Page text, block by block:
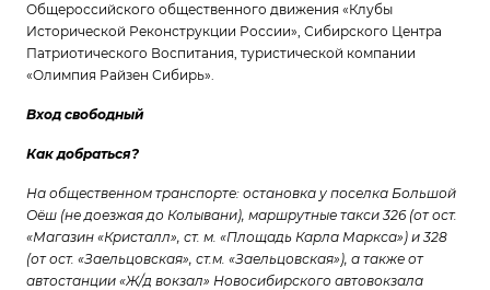
Общероссийского общественного движения «Клубы
Исторической Реконструкции России», Сибирского Центра
Патриотического Воспитания, туристической компании
«Олимпия Райзен Сибирь».
Вход свободный
Как добраться?
На общественном транспорте: остановка у поселка Большой
Оёш (не доезжая до Колывани), маршрутные такси 326 (от ост.
«Магазин «Кристалл», ст. м. «Площадь Карла Маркса») и 328
(от ост. «Заельцовская», ст.м. «Заельцовская»), а также от
автостанции «Ж/д вокзал» Новосибирского автовокзала